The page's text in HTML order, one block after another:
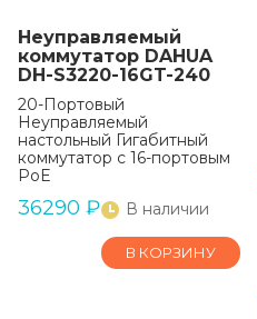
Неуправляемый
коммутатор DAHUA
DH-S3220-16GT-240
20-Портовый
Неуправляемый
настольный Гигабитный
коммутатор с 16-портовым
PoE
36290 ₽ В наличии
В КОРЗИНУ